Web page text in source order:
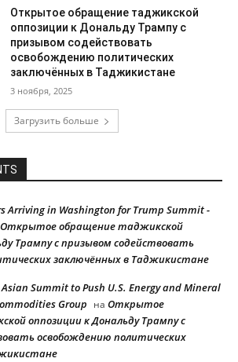
Открытое обращение таджикской
оппозиции к Дональду Трампу с
призывом содействовать
освобождению политических
заключённых в Таджикистане
3 ноября, 2025
Загрузить больше
Arriving in Washington for Trump Summit -
Открытое обращение таджикской
Трампу с призывом содействовать
заключённых в Таджикистане
Summit to Push U.S. Energy and Mineral
Group на Открытое
оппозиции к Дональду Трампу с
освобождению политических